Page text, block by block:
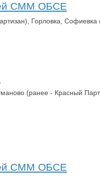
СММ ОБСЕ
Горловка,
(ранее - Красный
СММ ОБСЕ